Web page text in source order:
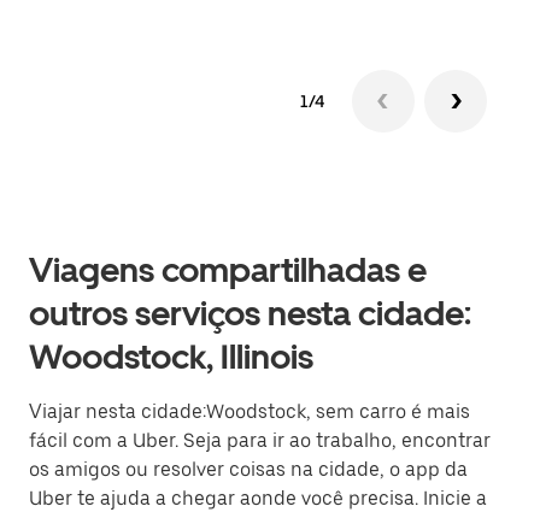
1/4
Viagens compartilhadas e
outros serviços nesta cidade:
Woodstock, Illinois
Viajar nesta cidade:Woodstock, sem carro é mais
fácil com a Uber. Seja para ir ao trabalho, encontrar
os amigos ou resolver coisas na cidade, o app da
Uber te ajuda a chegar aonde você precisa. Inicie a